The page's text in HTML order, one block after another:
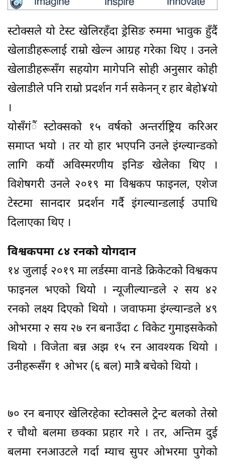
स्टोक्सले यो टेस्ट खेलिरहँदा ड्रेसिङ रुममा भावुक हुँदैं
खेलाडीहरूलाई राम्रो खेल्न आग्रह गरेका थिए । उनले
खेलाडीहरूसँग सहयोग मागेपनि सोही अनुसार कोही
खेलाडीले पनि राम्रो प्रदर्शन गर्न सकेनन् र हार बेहो¥यो
।
योसँगंैं स्टोक्सको १५ वर्षको अन्तर्राष्ट्रिय करिअर
समाप्त भयो । तर यो हार भएपनि उनले इंग्ल्यान्डको
लागि कयौं अविस्मरणीय इनिङ खेलेका थिए ।
विशेषगरी उनले २०१९ मा विश्वकप फाइनल, एशेज
टेस्टमा सानदार प्रदर्शन गर्दै इंगल्यान्डलाई उपाधि
दिलाएका थिए ।
विश्वकपमा ८४ रनको योगदान
१४ जुलाई २०१९ मा लर्डस्मा वानडे क्रिकेटको विश्वकप
फाइनल भएको थियो । न्यूजील्यान्डले २ सय ४२
रनको लक्ष्य दिएको थियो । जवाफमा इंग्ल्यान्डले ४९
ओभरमा २ सय २७ रन बनाउँदा ८ विकेट गुमाइसकेको
थियो । विजेता बन्न अझ १५ रन आवश्यक थियो ।
उनीहरूसँग १ ओभर (६ बल) मात्रै बचेको थियो ।
७० रन बनाएर खेलिरहेका स्टोक्सले ट्रेन्ट बलको तेस्रो
र चौथो बलमा छक्का प्रहार गरे । तर, अन्तिम दुई
बलमा रनआउटले गर्दा म्याच सुपर ओभरमा पुगेको